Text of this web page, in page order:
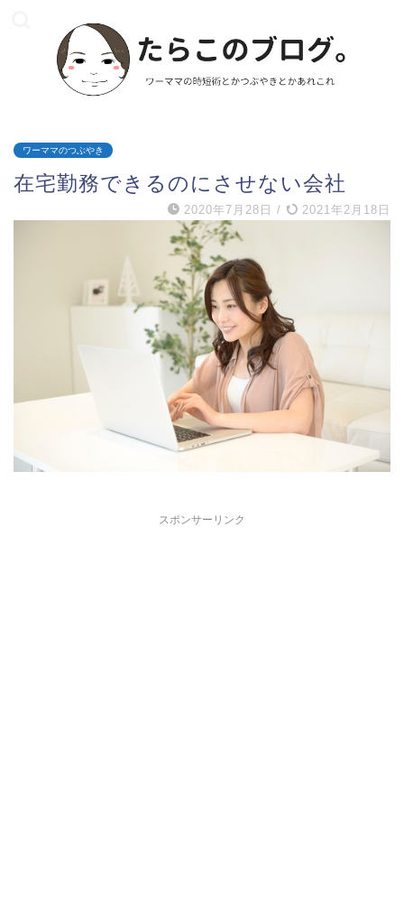
ワーママのつぶやき
在宅勤務できるのにさせない会社
2020年7月28日 / 2021年2月18日
スポンサーリンク